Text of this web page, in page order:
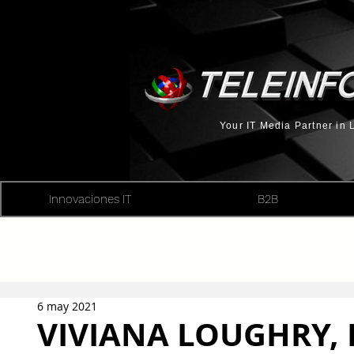
Your IT Media Partner in
Innovaciones IT B2B
VIVIANA LOUGHRY,
6 may 2021